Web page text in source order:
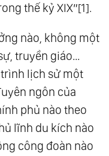
thế kỷ XIX”[1].
nào, không một
truyền giáo…
lịch sử một
ngôn của
phủ nào theo
lĩnh du kích nào
công đoàn nào